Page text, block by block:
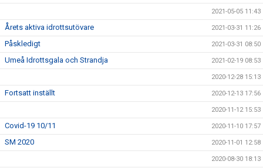
2021-05-05 11:43
Årets aktiva idrottsutövare 2021-03-31 11:26
Påskledigt 2021-03-31 08:50
Umeå Idrottsgala och Strandja 2021-02-19 08:53
2020-12-28 15:13
Fortsatt inställt 2020-12-13 17:56
2020-11-12 15:53
Covid-19 10/11 2020-11-10 17:57
SM 2020 2020-11-01 12:58
2020-08-30 18:13